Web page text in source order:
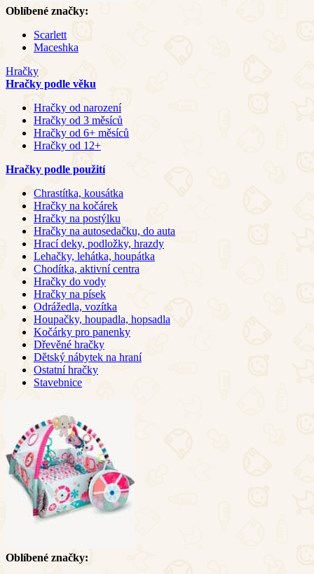
Oblíbené značky:
Scarlett
Maceshka
Hračky
Hračky podle věku
Hračky od narození
Hračky od 3 měsíců
Hračky od 6+ měsíců
Hračky od 12+
Hračky podle použití
Chrastítka, kousátka
Hračky na kočárek
Hračky na postýlku
Hračky na autosedačku, do auta
Hrací deky, podložky, hrazdy
Lehačky, lehátka, houpátka
Chodítka, aktivní centra
Hračky do vody
Hračky na písek
Odrážedla, vozítka
Houpačky, houpadla, hopsadla
Kočárky pro panenky
Dřevěné hračky
Dětský nábytek na hraní
Ostatní hračky
Stavebnice
Oblíbené značky: